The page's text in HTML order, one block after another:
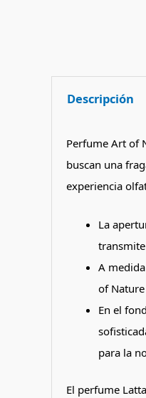
Descripción
Perfume Art of
buscan una
experiencia
La
A
of
En el
para la
El perfume